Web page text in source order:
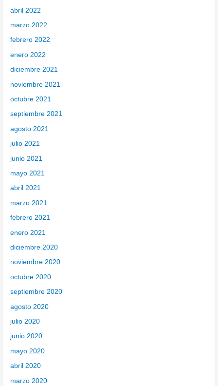
abril 2022
marzo 2022
febrero 2022
enero 2022
diciembre 2021
noviembre 2021
octubre 2021
septiembre 2021
agosto 2021
julio 2021
junio 2021
mayo 2021
abril 2021
marzo 2021
febrero 2021
enero 2021
diciembre 2020
noviembre 2020
octubre 2020
septiembre 2020
agosto 2020
julio 2020
junio 2020
mayo 2020
abril 2020
marzo 2020